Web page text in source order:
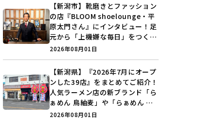
【新潟市】靴磨きとファッション
の店『BLOOM shoelounge・平
原太門さん』にインタビュー！足
元から「上機嫌な毎日」をつくる
装いの提案とは？
2026年08月01日
【新潟県】『2026年7月にオープ
ンした39店』をまとめてご紹介！
人気ラーメン店の新ブランド「ら
ぁめん 鳥紬麦」や「らぁめん し
ょうがの空」など盛りだくさん♪
2026年08月01日